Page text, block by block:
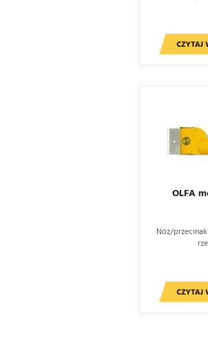
CZYTAJ
OLFA
Nóż/
CZYTAJ